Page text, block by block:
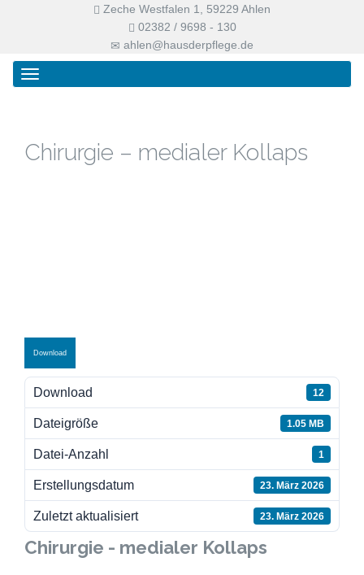
Zeche Westfalen 1, 59229 Ahlen
02382 / 9698 - 130
ahlen@hausderpflege.de
Primary
Menu
Skip
Haus der Pflege
Chirurgie – medialer Kollaps
Download
Download 12
Dateigröße 1.05 MB
Datei-Anzahl 1
Erstellungsdatum 23. März 2026
Zuletzt aktualisiert 23. März 2026
Chirurgie - medialer Kollaps